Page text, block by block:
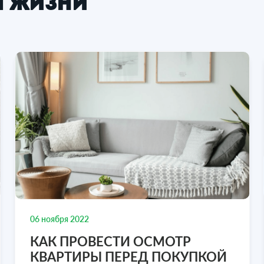
68 м², 8/9 эт.
Лермонтова, 18, Симферополь,
Крым
68 м2 8/9 эт.
8 700 000₽
/ м 2
объект 8 978 636-77-47
3-к. квартира, 60.2 м², 7/9 эт.
улица Воровского, 60,
Республика Крым
3-комнатная 60.2 м2
9
154 485
Посмотреть объект 8
жизни
06 ноября 2022
КАК ПРОВЕСТИ ОСМОТР
КВАРТИРЫ ПЕРЕД ПОКУПКОЙ